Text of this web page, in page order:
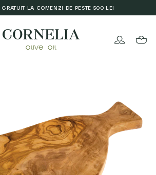
GRATUIT LA COMENZI DE PESTE 500 LEI